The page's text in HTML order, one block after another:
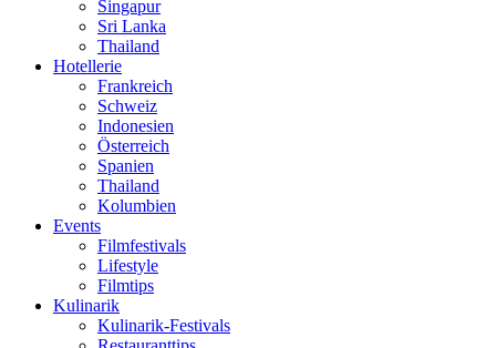
Singapur
Sri Lanka
Thailand
Hotellerie
Frankreich
Schweiz
Indonesien
Österreich
Spanien
Thailand
Kolumbien
Events
Filmfestivals
Lifestyle
Filmtips
Kulinarik
Kulinarik-Festivals